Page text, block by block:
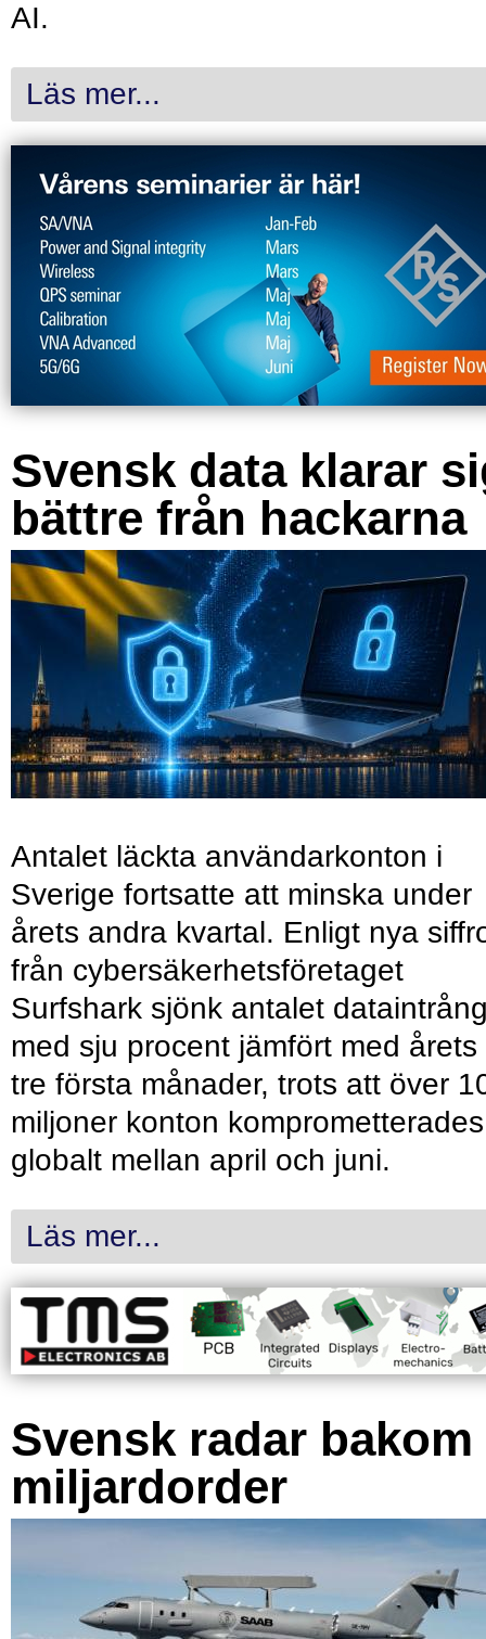
AI.
Läs mer...
Svensk data klarar
bättre från hackarna
Antalet läckta användarkonton i
Sverige fortsatte att minska under
årets andra kvartal. Enligt nya
från cybersäkerhetsföretaget
Surfshark sjönk antalet
med sju procent jämfört med årets
tre första månader, trots att över
miljoner konton komprometterades
globalt mellan april och juni.
Läs mer...
Svensk radar bakom
miljardorder